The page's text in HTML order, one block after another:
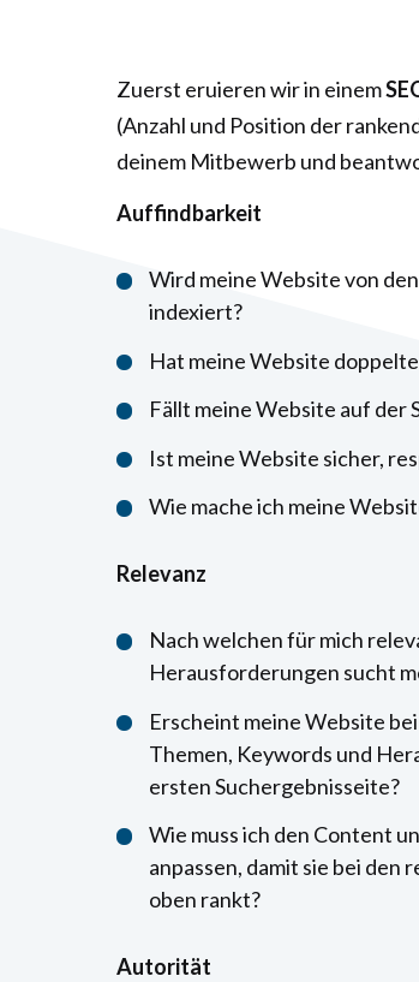
Zuerst eruieren wir in einem
(Anzahl und Position der
deinem Mitbewerb und
Auffindbarkeit
Wird meine Website von
indexiert?
Hat meine Website
Fällt meine Website auf der
Ist meine Website sicher,
Wie mache ich meine
Relevanz
Nach welchen für mich
Herausforderungen sucht
Erscheint meine Website
Themen, Keywords und
ersten Suchergebnisseite?
Wie muss ich den Content
anpassen, damit sie bei den
oben rankt?
Autorität